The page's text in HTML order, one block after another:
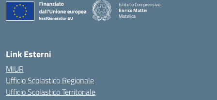
Istituto Comprensivo
Enrico Mattei
Matelica
Link Esterni
MIUR
Ufficio Scolastico Regionale
Ufficio Scolastico Territoriale